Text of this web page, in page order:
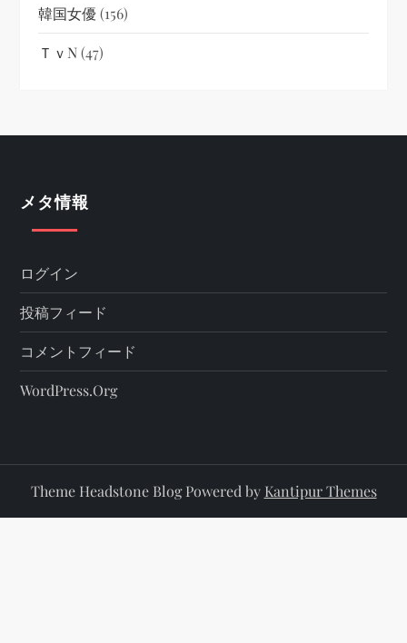
韓国女優(156)
ＴｖN(47)
メタ情報
ログイン
投稿フィード
コメントフィード
WordPress.org
Theme Headstone Blog Powered by Kantipur Themes